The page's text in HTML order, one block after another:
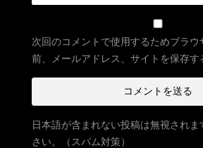
次回のコメントで使用するためブラウ
前、メールアドレス、サイトを保存す
日本語が含まれない投稿は無視され
さい。（スパム対策）